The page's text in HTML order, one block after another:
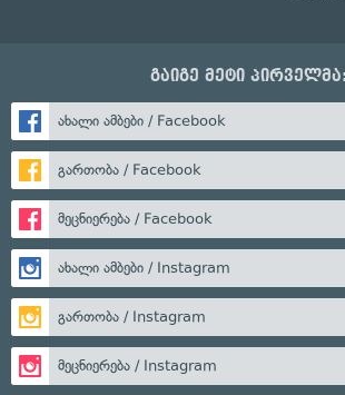
გაიგე მეტი პირველმა:
ახალი ამბები / Facebook
გართობა / Facebook
მეცნიერება / Facebook
ახალი ამბები / Instagram
გართობა / Instagram
მეცნიერება / Instagram